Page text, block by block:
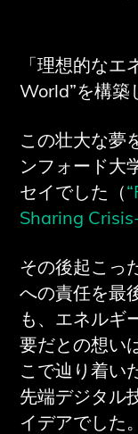
「理想的な
World”を構築
この壮大な夢
ンフォード大
セイでした（
Sharing
その後起こっ
への責任を最
も、エネルギ
要だとの想い
こで辿り着い
先端デジタル
イデアでした。